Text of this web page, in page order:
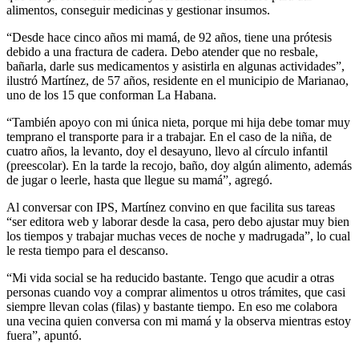
alimentos, conseguir medicinas y gestionar insumos.
“Desde hace cinco años mi mamá, de 92 años, tiene una prótesis
debido a una fractura de cadera. Debo atender que no resbale,
bañarla, darle sus medicamentos y asistirla en algunas actividades”,
ilustró Martínez, de 57 años, residente en el municipio de Marianao,
uno de los 15 que conforman La Habana.
“También apoyo con mi única nieta, porque mi hija debe tomar muy
temprano el transporte para ir a trabajar. En el caso de la niña, de
cuatro años, la levanto, doy el desayuno, llevo al círculo infantil
(preescolar). En la tarde la recojo, baño, doy algún alimento, además
de jugar o leerle, hasta que llegue su mamá”, agregó.
Al conversar con IPS, Martínez convino en que facilita sus tareas
“ser editora web y laborar desde la casa, pero debo ajustar muy bien
los tiempos y trabajar muchas veces de noche y madrugada”, lo cual
le resta tiempo para el descanso.
“Mi vida social se ha reducido bastante. Tengo que acudir a otras
personas cuando voy a comprar alimentos u otros trámites, que casi
siempre llevan colas (filas) y bastante tiempo. En eso me colabora
una vecina quien conversa con mi mamá y la observa mientras estoy
fuera”, apuntó.